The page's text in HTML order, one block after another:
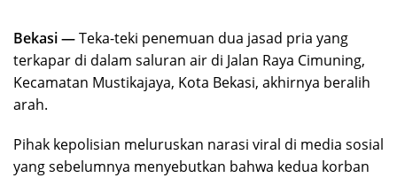
Bekasi —Teka-teki penemuan dua jasad pria yang
terkapar di dalam saluran air di Jalan Raya Cimuning,
Kecamatan Mustikajaya, Kota Bekasi, akhirnya beralih
arah.
Pihak kepolisian meluruskan narasi viral di media sosial
yang sebelumnya menyebutkan bahwa kedua korban